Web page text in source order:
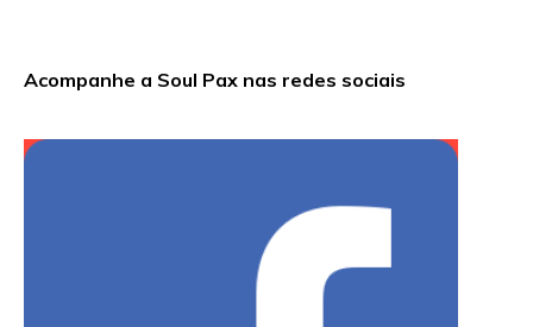
Acompanhe a Soul Pax nas redes sociais